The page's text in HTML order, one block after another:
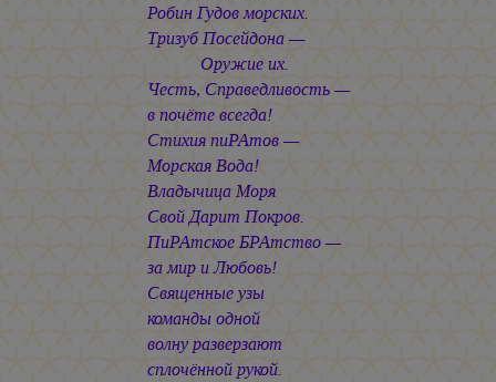
Робин Гудов морских.
Тризуб Посейдона —
Оружие их.
Честь, Справедливость —
в почёте всегда!
Стихия пиРАтов —
Морская Вода!
Владычица Моря
Свой Дарит Покров.
ПиРАтское БРАтство —
за мир и Любовь!
Священные узы
команды одной
волну разверзают
сплочённой рукой.